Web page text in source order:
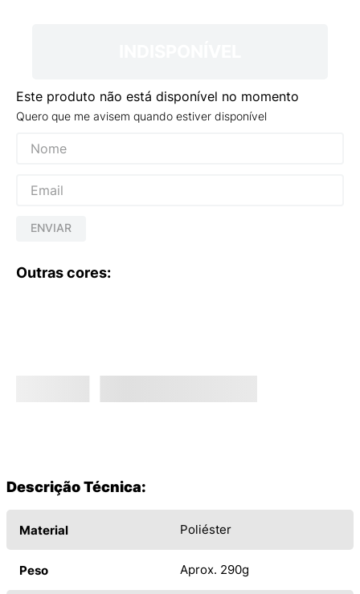
Este produto não está disponível no momento
Quero que me avisem quando estiver disponível
ENVIAR
Outras cores:
Descrição Técnica:
Material Poliéster
Peso Aprox. 290g